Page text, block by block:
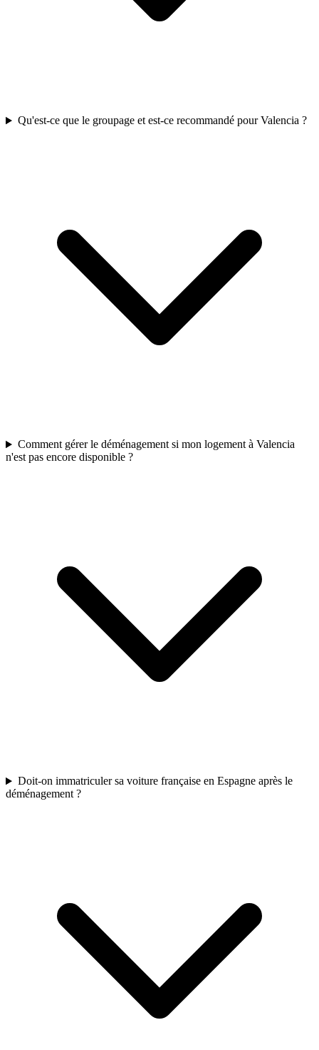
Qu'est-ce que le groupage et est-ce recommandé pour Valencia ?
Comment gérer le déménagement si mon logement à Valencia
n'est pas encore disponible ?
Doit-on immatriculer sa voiture française en Espagne après le
déménagement ?